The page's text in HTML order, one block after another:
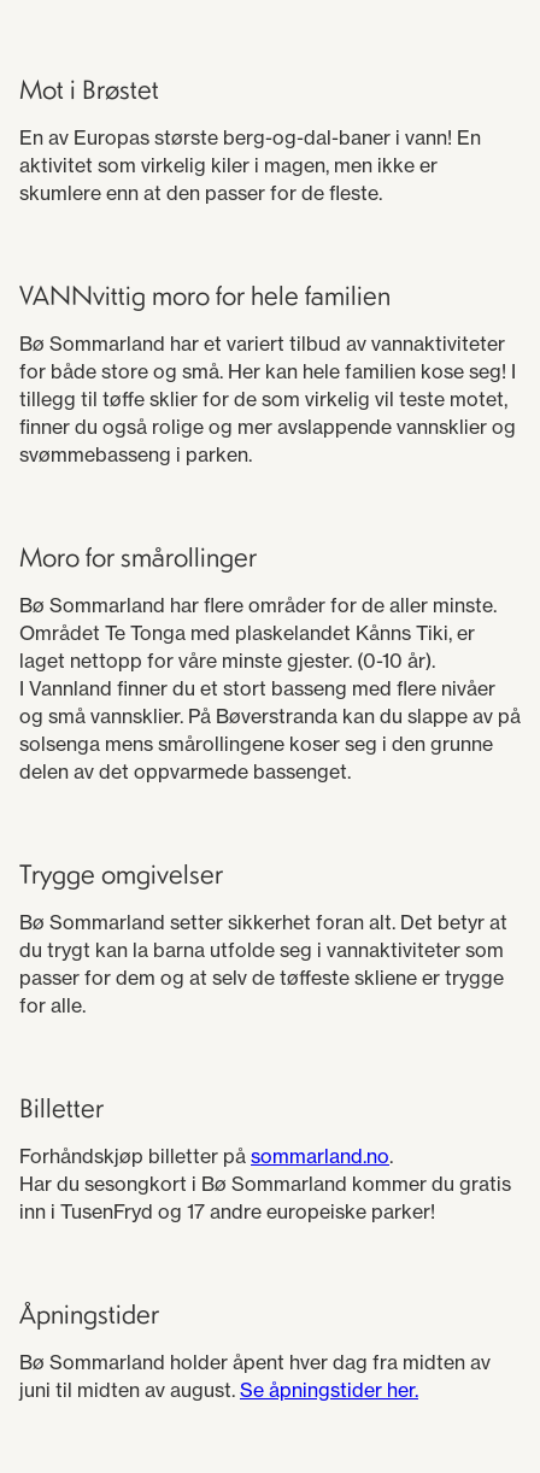
Mot i Brøstet
En av Europas største berg-og-dal-baner i vann! En
aktivitet som virkelig kiler i magen, men ikke er
skumlere enn at den passer for de fleste.
VANNvittig moro for hele familien
Bø Sommarland har et variert tilbud av vannaktiviteter
for både store og små. Her kan hele familien kose seg! I
tillegg til tøffe sklier for de som virkelig vil teste motet,
finner du også rolige og mer avslappende vannsklier og
svømmebasseng i parken.
Moro for smårollinger
Bø Sommarland har flere områder for de aller minste.
Området Te Tonga med plaskelandet Kånns Tiki, er
laget nettopp for våre minste gjester. (0-10 år).
I Vannland finner du et stort basseng med flere nivåer
og små vannsklier. På Bøverstranda kan du slappe av på
solsenga mens smårollingene koser seg i den grunne
delen av det oppvarmede bassenget.
Trygge omgivelser
Bø Sommarland setter sikkerhet foran alt. Det betyr at
du trygt kan la barna utfolde seg i vannaktiviteter som
passer for dem og at selv de tøffeste skliene er trygge
for alle.
Billetter
Forhåndskjøp billetter på sommarland.no.
Har du sesongkort i Bø Sommarland kommer du gratis
inn i TusenFryd og 17 andre europeiske parker!
Åpningstider
Bø Sommarland holder åpent hver dag fra midten av
juni til midten av august. Se åpningstider her.